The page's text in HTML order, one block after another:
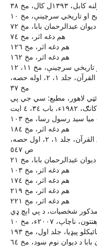
کابل، ١٣٩٣ل کال، مخ ٣٨
تاريخي سرچينې، مخ ١٠
ديوان عبدالرحمان بابا، مخ ٧٢
هم دغه اثر، مخ ٧٤
هم دغه اثر، مخ ١٢٦
هم دغه اثر، مخ ١٦٢
سرچينې، مخ ١١، ١٢
سيوهاروي، حفظ الرحمان، مولانا، قصص القرآن، جلد ١، ٢، اوله حصه،
مخ ٣٧
لاهور، مطبع: سي جي پي
٣٤، ٤ ايت
سيد رسول رسا، مخ ١٠٣
هم دغه اثر، مخ ١٨٤
سيوهاروي، حفظ الرحمان، مولانا، قصص القرآن، جلد ١، ٢، اول حصه،
ص ٥٤٧
ديوان عبدالرحمان بابا، مخ ٢١
هم دغه اثر، مخ ١٠٣
هم دغه اثر، مخ ١٧٤
هم دغه اثر، مخ ٢١٩
هم دغه اثر، مخ ٢٢١
شخصيات، د پي اېچ ډي
٢٠٠٧ء، مخ ١٠
پيډيا، جلد اول، مخ ١٩٣
د ديوان نوم ښود، مخ ٦٤